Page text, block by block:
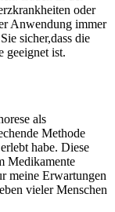
oder
Anwendung immer
sicher,dass die
geeignet ist.
als
Methode
habe. ​Diese
Medikamente
meine Erwartungen
vieler Menschen